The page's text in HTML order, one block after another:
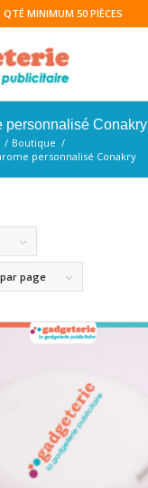
QTÉ MINIMUM 50 PIÈCES
personnalisé Conakry
/ Boutique /
personnalisé Conakry
page